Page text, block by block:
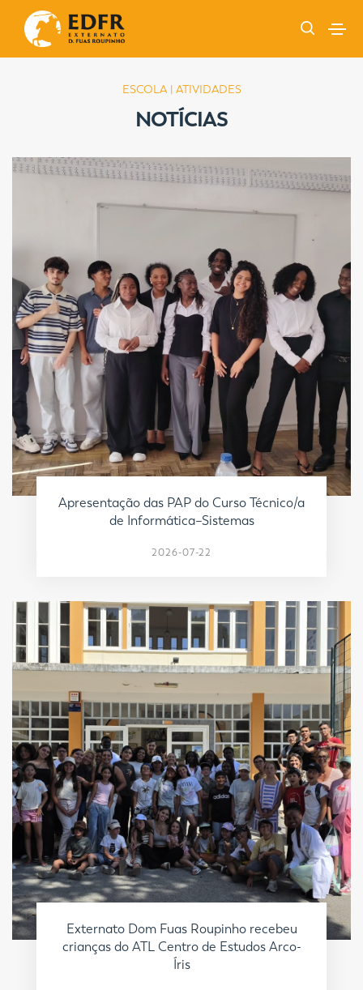
ESCOLA | ATIVIDADES
NOTÍCIAS
Apresentação das PAP do Curso Técnico/a
de Informática–Sistemas
2026-07-22
Externato Dom Fuas Roupinho recebeu
crianças do ATL Centro de Estudos Arco-
Íris